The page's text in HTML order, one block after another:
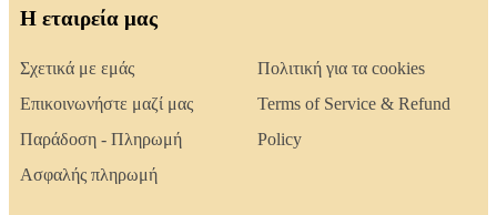
Η εταιρεία μας
Σχετικά με εμάς
Επικοινωνήστε μαζί μας
Παράδοση - Πληρωμή
Ασφαλής πληρωμή
Πολιτική για τα cookies
Terms of Service & Refund
Policy